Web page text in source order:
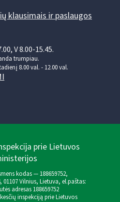
klausimais ir paslaugos
V 8.00-15.45.
trumpiau.
8.00 val. - 12.00 val.
prie Lietuvos
kodas — 188659752,
01107 Vilnius, Lietuva, el.paštas:
adresas 188659752
inspekciją prie Lietuvos